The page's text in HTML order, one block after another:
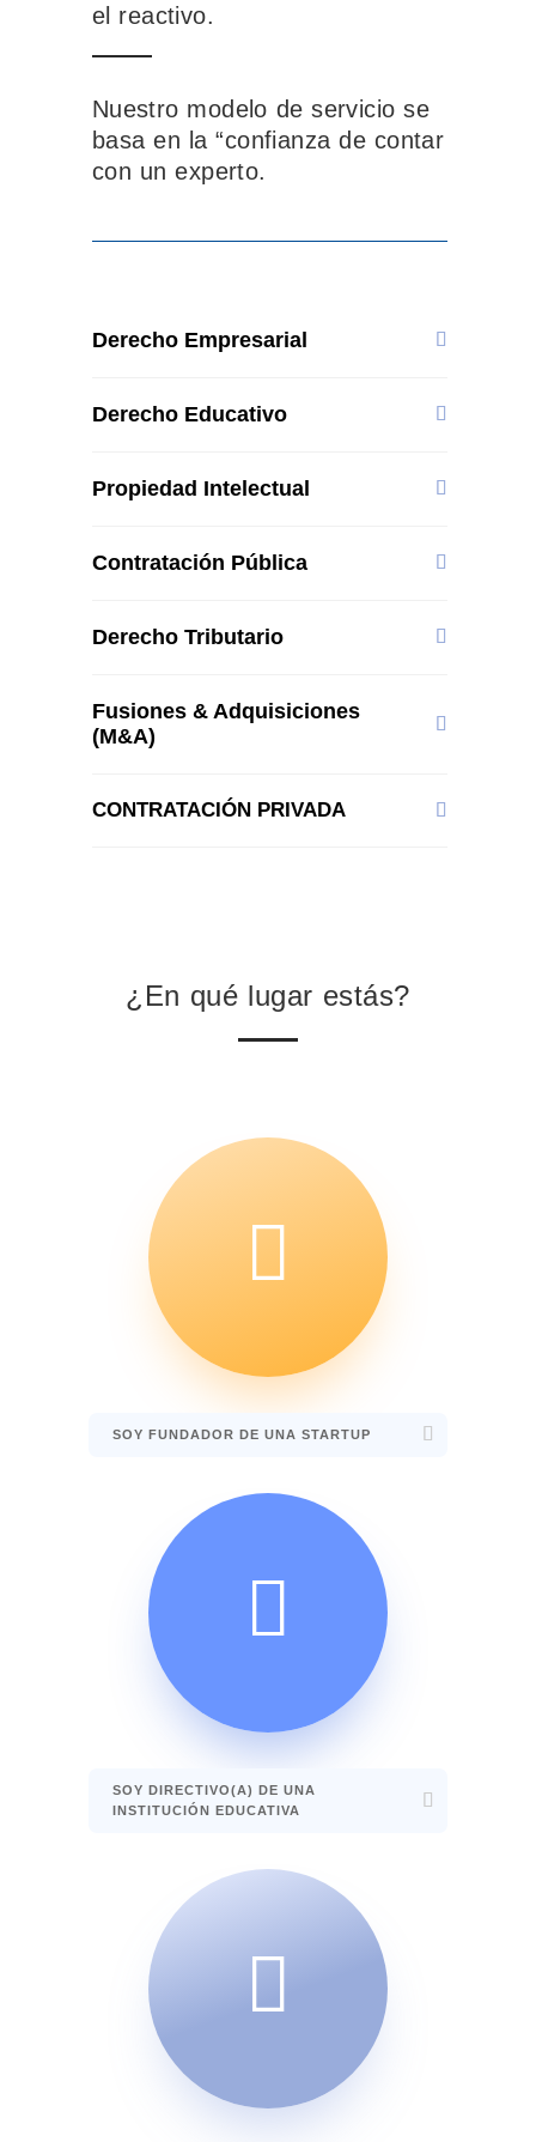
el reactivo.
Nuestro modelo de servicio se
basa en la “confianza de contar
con un experto.
Derecho Empresarial
Derecho Educativo
Propiedad Intelectual
Contratación Pública
Derecho Tributario
Fusiones & Adquisiciones
(M&A)
CONTRATACIÓN PRIVADA
¿En qué lugar estás?

SOY FUNDADOR DE UNA STARTUP

SOY DIRECTIVO(A) DE UNA
INSTITUCIÓN EDUCATIVA
